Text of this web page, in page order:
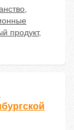
,
продукт,